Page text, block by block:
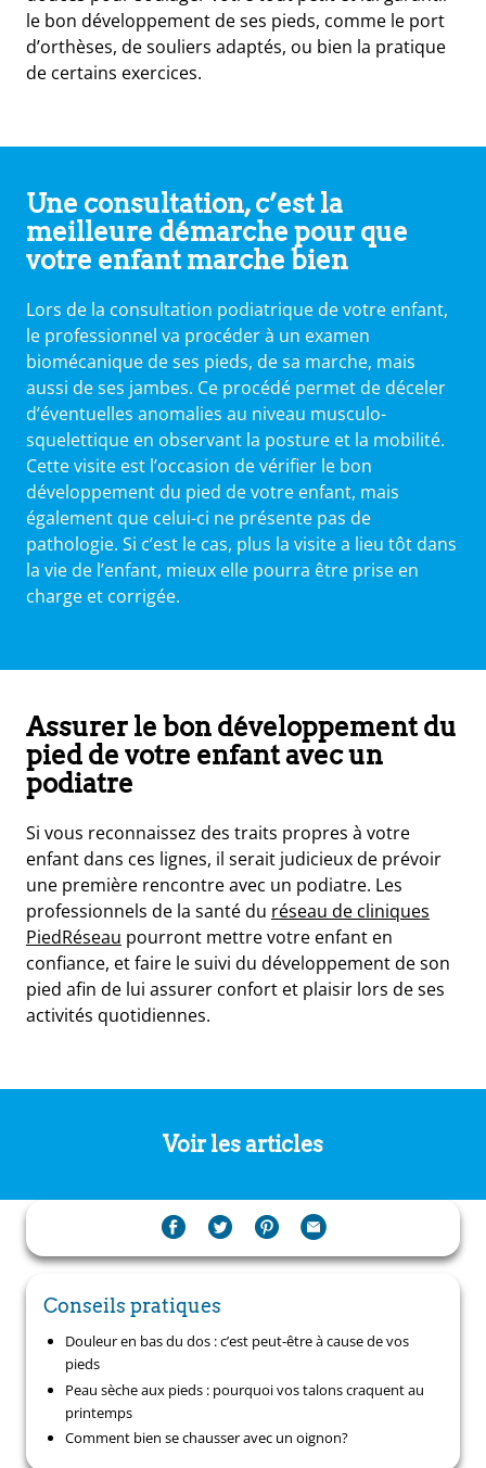
le bon développement de ses pieds, comme le port
d’orthèses, de souliers adaptés, ou bien la pratique
de certains exercices.
Une consultation, c’est la
meilleure démarche pour que
votre enfant marche bien
Lors de la consultation podiatrique de votre enfant,
le professionnel va procéder à un examen
biomécanique de ses pieds, de sa marche, mais
aussi de ses jambes. Ce procédé permet de déceler
d’éventuelles anomalies au niveau musculo-
squelettique en observant la posture et la mobilité.
Cette visite est l’occasion de vérifier le bon
développement du pied de votre enfant, mais
également que celui-ci ne présente pas de
pathologie. Si c’est le cas, plus la visite a lieu tôt dans
la vie de l’enfant, mieux elle pourra être prise en
charge et corrigée.
Assurer le bon développement du
pied de votre enfant avec un
podiatre
Si vous reconnaissez des traits propres à votre
enfant dans ces lignes, il serait judicieux de prévoir
une première rencontre avec un podiatre. Les
professionnels de la santé du réseau de cliniques
PiedRéseau pourront mettre votre enfant en
confiance, et faire le suivi du développement de son
pied afin de lui assurer confort et plaisir lors de ses
activités quotidiennes.
Voir les articles
Conseils pratiques
Douleur en bas du dos : c’est peut-être à cause de vos
pieds
Peau sèche aux pieds : pourquoi vos talons craquent au
printemps
Comment bien se chausser avec un oignon?